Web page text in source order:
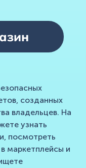
созданных
владельцев. На
узнать
посмотреть
маркетплейсы и